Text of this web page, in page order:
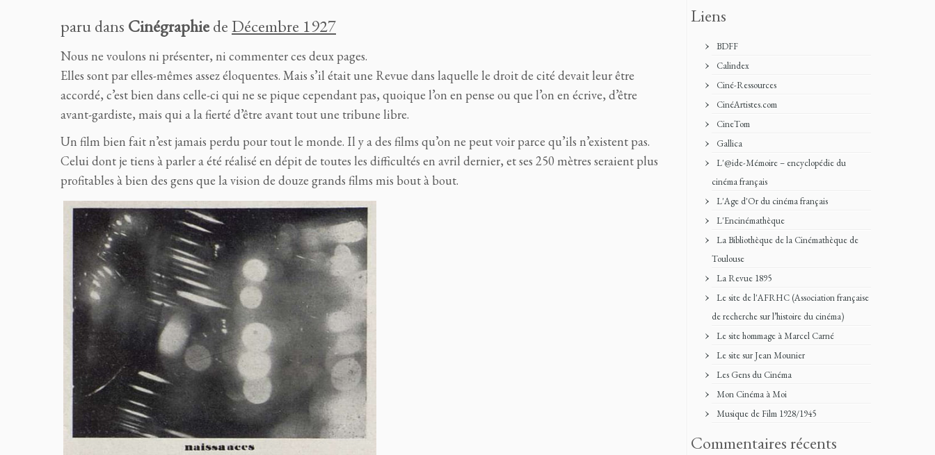
paru dans CinégraphiedeDécembre 1927
Nous ne voulons ni présenter, ni commenter ces deux pages.
Elles sont par elles-mêmes assez éloquentes. Mais s’il était une Revue dans laquelle le droit de cité devait leur être
accordé, c’est bien dans celle-ci qui ne se pique cependant pas, quoique l’on en pense ou que l’on en écrive, d’être
avant-gardiste, mais qui a la fierté d’être avant tout une tribune libre.
Un film bien fait n’est jamais perdu pour tout le monde. Il y a des films qu’on ne peut voir parce qu’ils n’existent pas.
Celui dont je tiens à parler a été réalisé en dépit de toutes les difficultés en avril dernier, et ses 250 mètres seraient plus
profitables à bien des gens que la vision de douze grands films mis bout à bout.
Liens
BDFF
Calindex
Ciné-Ressources
CinéArtistes.com
CineTom
Gallica
L'@ide-Mémoire – encyclopédie du
cinéma français
L'Age d'Or du cinéma français
L'Encinémathèque
La Bibliothèque de la Cinémathèque de
Toulouse
La Revue 1895
Le site de l'AFRHC (Association française
de recherche sur l’histoire du cinéma)
Le site hommage à Marcel Carné
Le site sur Jean Mounier
Les Gens du Cinéma
Mon Cinéma à Moi
Musique de Film 1928/1945
Commentaires récents